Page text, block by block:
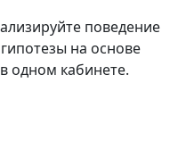
поведение
на основе
одном кабинете.